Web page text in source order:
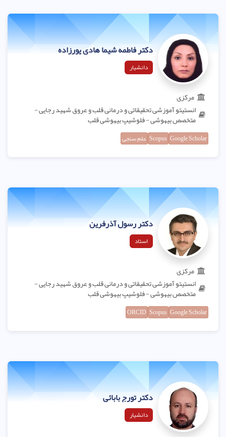
دکتر فاطمه شیما هادی پورزاده
دانشیار
مرکزی
انستیتو آموزشی تحقیقاتی و درمانی قلب و عروق شهید رجایی -
متخصص بیهوشی - فلوشیپ بیهوشی قلب
Google Scholar
Scopus علم سنجی
دکتر رسول آذرفرین
استاد
مرکزی
انستیتو آموزشی تحقیقاتی و درمانی قلب و عروق شهید رجایی -
متخصص بیهوشی - فلوشیپ بیهوشی قلب
Google Scholar
Scopus
ORCID
دکتر تورج بابائی
دانشیار